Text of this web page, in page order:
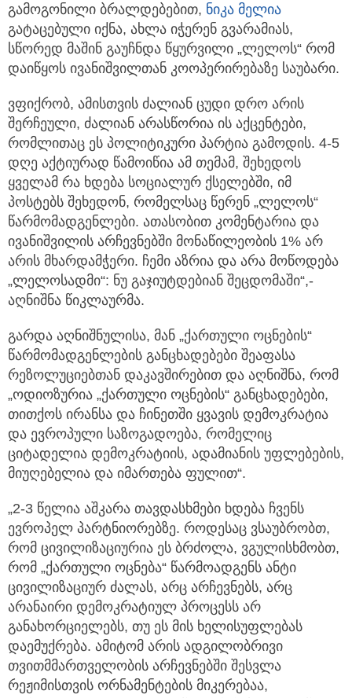
გამოგონილი ბრალდებებით, ნიკა მელია
გატაცებული იქნა, ახლა იჭერენ გვარამიას,
სწორედ მაშინ გაუჩნდა წყურვილი „ლელოს“ რომ
დაიწყოს ივანიშვილთან კოოპერირებაზე საუბარი.
ვფიქრობ, ამისთვის ძალიან ცუდი დრო არის
შერჩეული, ძალიან არასწორია ის აქცენტები,
რომლითაც ეს პოლიტიკური პარტია გამოდის. 4-5
დღე აქტიურად წამოიწია ამ თემამ, შეხედოს
ყველამ რა ხდება სოციალურ ქსელებში, იმ
პოსტებს შეხედონ, რომელსაც წერენ „ლელოს“
წარმომადგენლები. ათასობით კომენტარია და
ივანიშვილის არჩევნებში მონაწილეობის 1% არ
არის მხარდამჭერი. ჩემი აზრია და არა მოწოდება
„ლელოსადმი“: ნუ გაჯიუტდებიან შეცდომაში“,-
აღნიშნა წიკლაურმა.
გარდა აღნიშნულისა, მან „ქართული ოცნების“
წარმომადგენლების განცხადებები შეაფასა
რეზოლუციებთან დაკავშირებით და აღნიშნა, რომ
„ოდიოზურია „ქართული ოცნების“ განცხადებები,
თითქოს ირანსა და ჩინეთში ყვავის დემოკრატია
და ევროპული საზოგადოება, რომელიც
ციტადელია დემოკრატიის, ადამიანის უფლებების,
მიუღებელია და იმართება ფულით“.
„2-3 წელია აშკარა თავდასხმები ხდება ჩვენს
ევროპელ პარტნიორებზე. როდესაც ვსაუბრობთ,
რომ ცივილიზაციურია ეს ბრძოლა, ვგულისხმობთ,
რომ „ქართული ოცნება“ წარმოადგენს ანტი
ცივილიზაციურ ძალას, არც არჩევნებს, არც
არანაირი დემოკრატიულ პროცესს არ
განახორციელებს, თუ ეს მის ხელისუფლებას
დაემუქრება. ამიტომ არის ადგილობრივი
თვითმმართველობის არჩევნებში შესვლა
რეჟიმისთვის ორნამენტების მიკერებაა,